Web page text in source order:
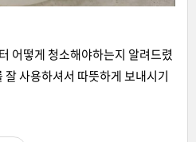
어떻게 청소해야하는지 알려드렸
사용하셔서 따뜻하게 보내시기